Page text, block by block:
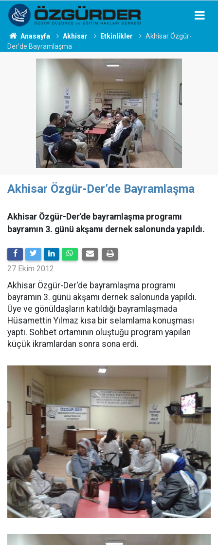
Anasayfa Akhisar Etkinlikler
Akhisar Özgür-
Der’de Bayramlaşma
Akhisar Özgür-Der’de Bayramlaşma
Akhisar Özgür-Der'de bayramlaşma programı
bayramın 3. günü akşamı dernek salonunda yapıldı.
27 Ekim 2012
Akhisar Özgür-Der'de bayramlaşma programı
bayramın 3. günü akşamı dernek salonunda yapıldı.
Üye ve gönüldaşların katıldığı bayramlaşmada
Hüsamettin Yılmaz kısa bir selamlama konuşması
yaptı. Sohbet ortamının oluştuğu program yapılan
küçük ikramlardan sonra sona erdi.